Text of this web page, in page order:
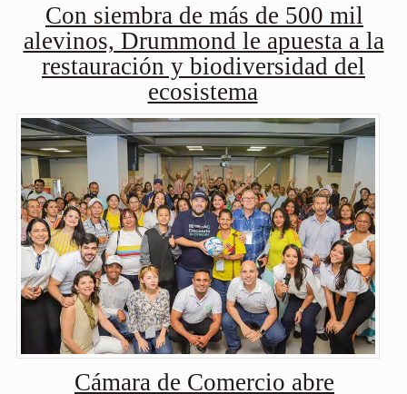
Con siembra de más de 500 mil
alevinos, Drummond le apuesta a la
restauración y biodiversidad del
ecosistema
Cámara de Comercio abre